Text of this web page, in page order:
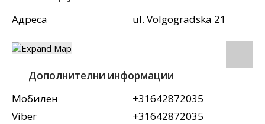
Адреса
ul. Volgogradska 21
Дополнителни информации
Мобилен
+31642872035
Viber
+31642872035